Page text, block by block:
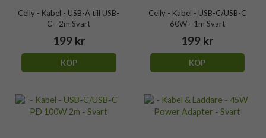
Celly - Kabel - USB-A till USB-
C - 2m Svart
199 kr
KÖP
Celly - Kabel - USB-C/USB-C
60W - 1m Svart
199 kr
KÖP